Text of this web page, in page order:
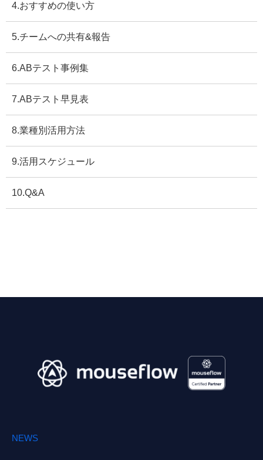
4.おすすめの使い方
5.チームへの共有&報告
6.ABテスト事例集
7.ABテスト早見表
8.業種別活用方法
9.活用スケジュール
10.Q&A
NEWS